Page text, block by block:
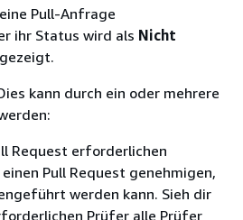
Pull-Anfrage
ihr Status wird als Nicht
kann durch ein oder mehrere
Request erforderlichen
Pull Request genehmigen,
werden kann. Sieh dir
Prüfer alle Prüfer